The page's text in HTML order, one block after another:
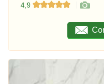
4,9